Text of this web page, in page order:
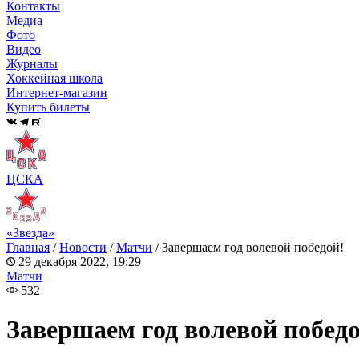
Контакты
Медиа
Фото
Видео
Журналы
Хоккейная школа
Интернет-магазин
Купить билеты
ЦСКА
«Звезда»
Главная /Новости /Матчи /Завершаем год волевой победой!
29 декабря 2022, 19:29
Матчи
532
Завершаем год волевой